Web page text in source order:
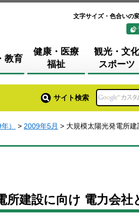
文字サイズ・色合いの
教育
健康・医療
福祉
観光・文化
スポーツ
サイト検索
） > 2009年5月 > 大規模太陽光発電所
所建設に向け 電力会社